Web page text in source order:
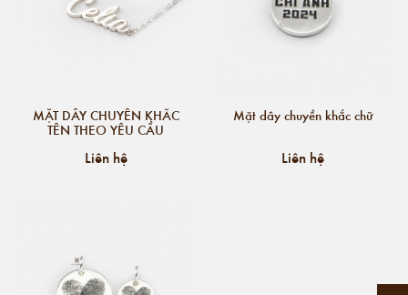
MẶT DÂY CHUYỀN KHẮC
TÊN THEO YÊU CẦU
Liên hệ
Mặt dây chuyền khắc chữ
Liên hệ